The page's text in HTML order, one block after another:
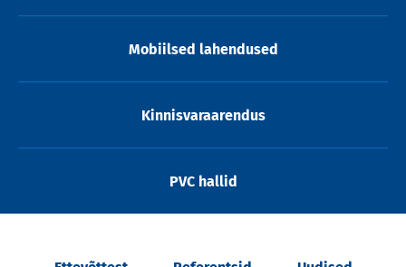
Mobiilsed lahendused
Kinnisvaraarendus
PVC hallid